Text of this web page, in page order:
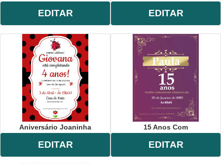
EDITAR EDITAR
Aniversário Joaninha
EDITAR
15 Anos Com
EDITAR